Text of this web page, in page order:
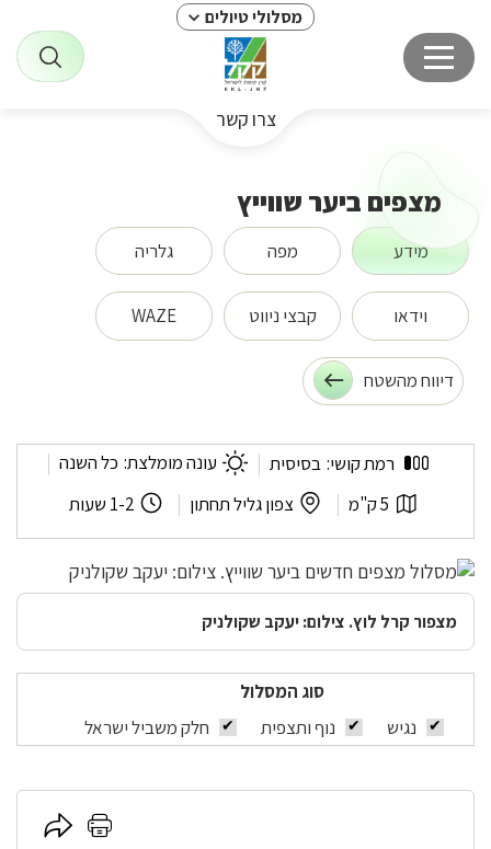
מסלולי טיולים
צרו קשר
מצפים ביער שווייץ
מידע מפה גלריה
וידאו קבצי ניווט WAZE
דיווח מהשטח
מצפים
רמת קושי: בסיסית עונה מומלצת: כל השנה
אורך 5 ק"מ
לפי צפון גליל תחתון
משך 1-2 שעות
מצפור קרל לוץ. צילום: יעקב שקולניק
סוג המסלול
נגיש
נוף ותצפית חלק משביל ישראל
לחץ
לחץ